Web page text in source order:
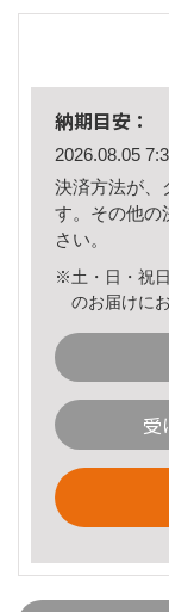
納期目安：
2026.08.05
決済方法が、
す。その他の
さい。
※土・日・祝
のお届けに
受